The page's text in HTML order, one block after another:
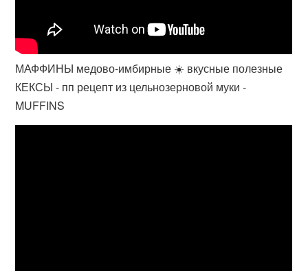
МАФФИНЫ медово-имбирные ☀️ вкусные полезные
КЕКСЫ - пп рецепт из цельнозерновой муки -
MUFFINS